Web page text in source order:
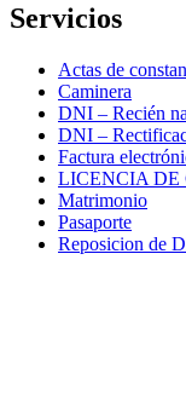
Servicios
Actas de
Caminera
DNI – Recién
DNI –
Factura
LICENCIA DE
Matrimonio
Pasaporte
Reposicion de